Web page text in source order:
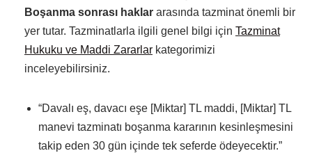
Boşanma sonrası haklar arasında tazminat önemli bir
yer tutar. Tazminatlarla ilgili genel bilgi için Tazminat
Hukuku ve Maddi Zararlar kategorimizi
inceleyebilirsiniz.
“Davalı eş, davacı eşe [Miktar] TL maddi, [Miktar] TL
manevi tazminatı boşanma kararının kesinleşmesini
takip eden 30 gün içinde tek seferde ödeyecektir.”